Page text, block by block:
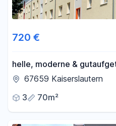
720 €
helle, moderne &
zu vermieten
67659 Kaiserslautern
3
70m²